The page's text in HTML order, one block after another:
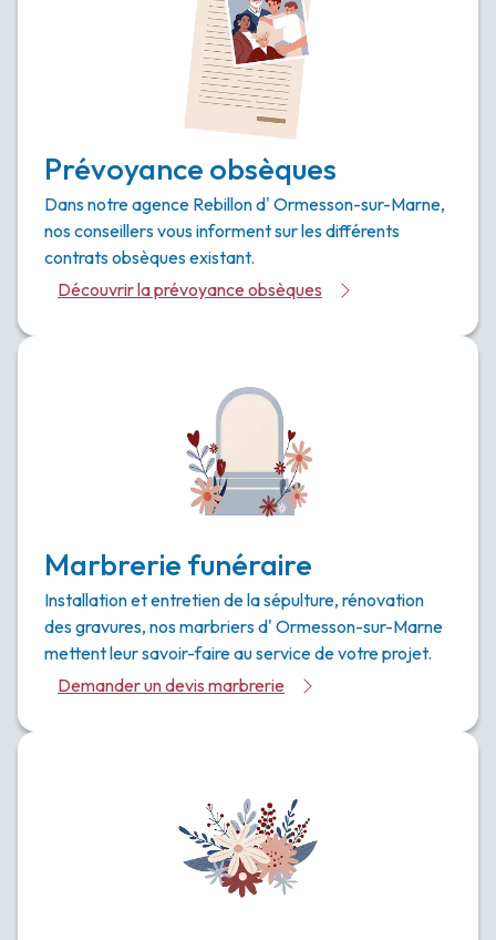
Prévoyance obsèques
Dans notre agence Rebillon d' Ormesson-sur-Marne,
nos conseillers vous informent sur les différents
contrats obsèques existant.
Découvrir la prévoyance obsèques
Marbrerie funéraire
Installation et entretien de la sépulture, rénovation
des gravures, nos marbriers d' Ormesson-sur-Marne
mettent leur savoir-faire au service de votre projet.
Demander un devis marbrerie